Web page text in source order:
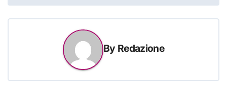
By Redazione